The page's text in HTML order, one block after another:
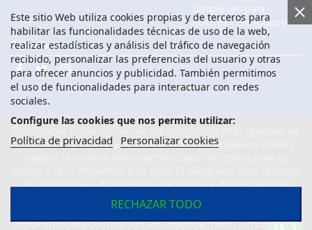
despieces para
coches | Desguace
Este sitio Web utiliza cookies propias y de terceros para
habilitar las funcionalidades técnicas de uso de la web,
realizar estadísticas y análisis del tráfico de navegación
recibido, personalizar las preferencias del usuario y otras
para ofrecer anuncios y publicidad. También permitimos
el uso de funcionalidades para interactuar con redes
sociales.
Configure las cookies que nos permite utilizar:
Política de privacidad Personalizar cookies
RECHAZAR TODO
Síguenos en
Barcelona y de España. Desde nuestro desguace podrás
en Barcelona y disponemos de piezas y despieces para
todas las marcas de vehículos. Compra el recambio que
necesitas para tu coche en nuestro desguace. Los
repuestos para coches son de segunda mano a muy buen